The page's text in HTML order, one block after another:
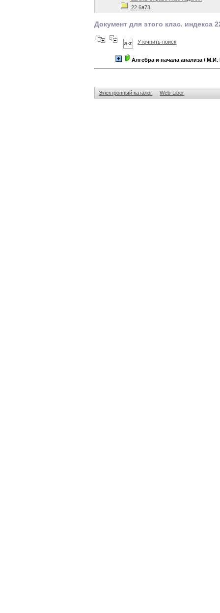
22.6я73
Документ для этого клас. индекса
Уточнить поиск
Алгебра и начала анализа / М.И.
Электронный каталог Web-Liber